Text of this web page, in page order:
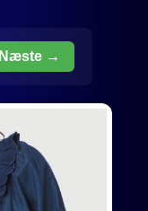
Næste →